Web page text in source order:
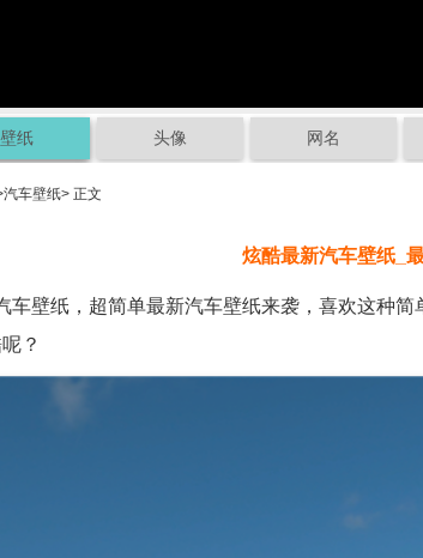
壁纸 头像 网名
汽车壁纸> 正文
炫酷最新汽车壁纸_
壁纸，超简单最新汽车壁纸来袭，喜欢这种简
？